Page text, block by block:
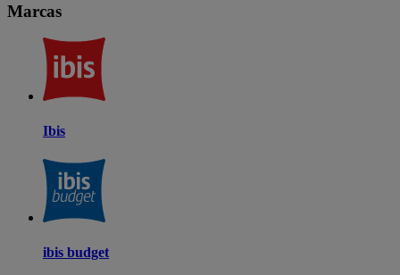
Marcas
Ibis
ibis budget